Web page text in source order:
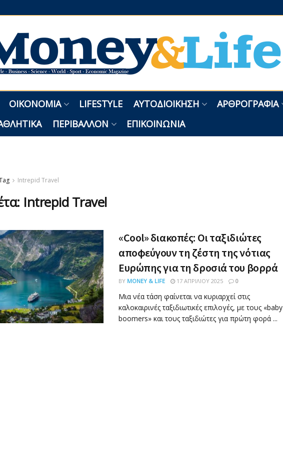
ΟΙΚΟΝΟΜΊΑ LIFESTYLE ΑΥΤΟΔΙΟΊΚΗΣΗ ΑΡΘΡΟΓΡΑΦΊΑ
ΠΕΡΙΒΆΛΛΟΝ ΕΠΙΚΟΙΝΩΝΊΑ
Intrepid Travel
Intrepid Travel
«Cool» διακοπές: Οι ταξιδιώτες
αποφεύγουν τη ζέστη της νότιας
Ευρώπης για τη δροσιά του βορρά
BY MONEY & LIFE 17 ΑΠΡΙΛΊΟΥ 2025 0
Μια νέα τάση φαίνεται να κυριαρχεί στις
καλοκαιρινές ταξιδιωτικές επιλογές, με τους «baby
boomers» και τους ταξιδιώτες για πρώτη φορά ...